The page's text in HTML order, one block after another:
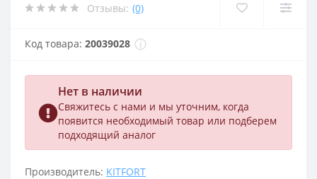
Отзывы: (0)
Код товара: 20039028
Нет в наличии
Свяжитесь с нами и мы уточним, когда
появится необходимый товар или подберем
подходящий аналог
Производитель: KITFORT